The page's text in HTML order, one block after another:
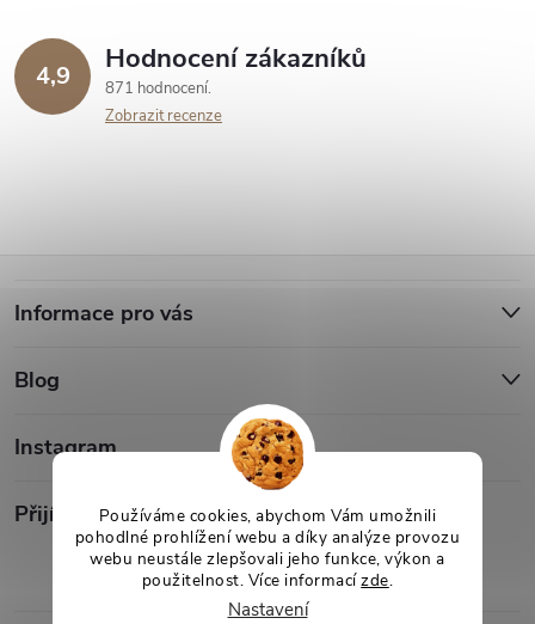
Používáme cookies, abychom Vám umožnili
pohodlné prohlížení webu a díky analýze provozu
webu neustále zlepšovali jeho funkce, výkon a
použitelnost. Více informacízde.
Nastavení
d
a
p
r
k
y
v
4,9 Hodnocení zákazníků
871 hodnocení
Zobrazit recenze
á
p
a
Informace pro vás
Blog
Instagram
Přijímáme online platby